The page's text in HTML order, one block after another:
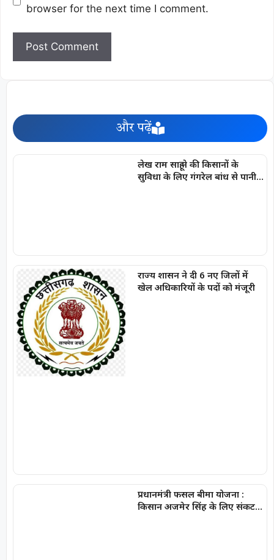
browser for the next time I comment.
और पढ़ें
लेख राम साहू ने की किसानों के
सुविधा के लिए गंगरेल बांध से पानी
राज्य शासन ने दी 6 नए जिलों में
खेल अधिकारियों के पदों को मंजूरी
प्रधानमंत्री फसल बीमा योजना :
किसान अजमेर सिंह के लिए संकट